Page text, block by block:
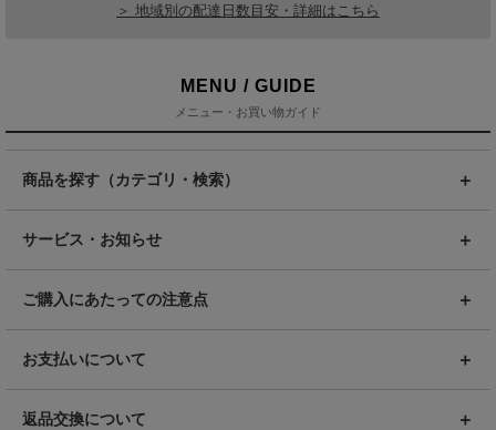
＞ 地域別の配達日数目安・詳細はこちら
MENU / GUIDE
メニュー・お買い物ガイド
商品を探す（カテゴリ・検索）
サービス・お知らせ
ご購入にあたっての注意点
お支払いについて
返品交換について